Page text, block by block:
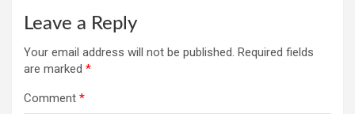
Leave a Reply
Your email address will not be published. Required fields
are marked *
Comment *